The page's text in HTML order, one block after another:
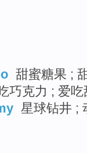
甜蜜糖果 ;
巧克力 ; 爱吃
星球钻井 ;